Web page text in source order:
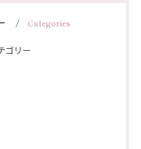
Categories
ゴリー